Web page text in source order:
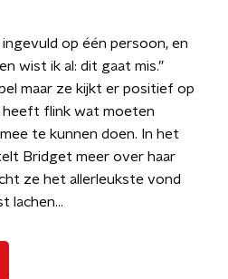
op één persoon, en
wist ik al: dit gaat mis.”
maar ze kijkt er positief op
heeft flink wat moeten
te kunnen doen. In het
Bridget meer over haar
ze het allerleukste vond
lachen…